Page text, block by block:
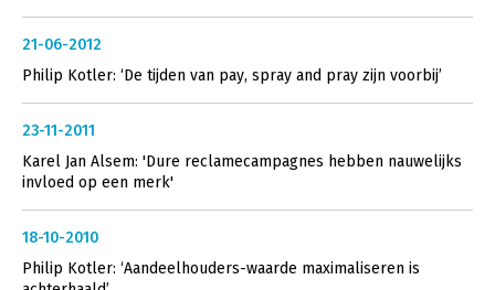
21-06-2012
Philip Kotler: ‘De tijden van pay, spray and pray zijn voorbij’
23-11-2011
Karel Jan Alsem: 'Dure reclamecampagnes hebben nauwelijks
invloed op een merk'
18-10-2010
Philip Kotler: ‘Aandeelhouders-waarde maximaliseren is